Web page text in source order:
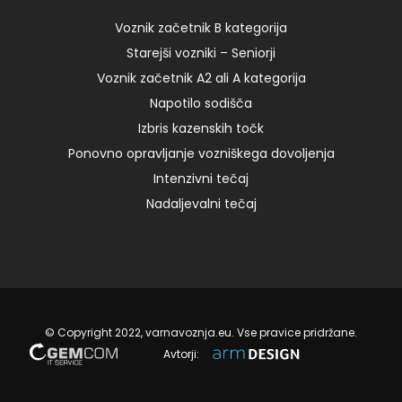
28. 06. 2024
Voznik začetnik B kategorija
Starejši vozniki – Seniorji
Voznik začetnik A2 ali A kategorija
Napotilo sodišča
Izbris kazenskih točk
Ponovno opravljanje vozniškega dovoljenja
Intenzivni tečaj
Nadaljevalni tečaj
© Copyright 2022, varnavoznja.eu. Vse pravice pridržane.
Avtorji: